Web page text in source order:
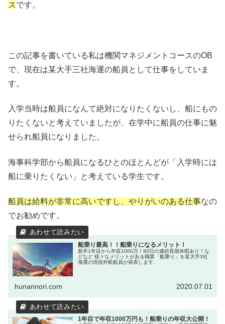
スです。
この記事を書いている私は機関マネジメントコースのOB
で、現在は某大手三社海運の船員として仕事をしていま
す。
入学当時は船員になんて絶対になりたくないし、船にもの
りたくないと考えていましたが、在学中に船員の仕事に魅
せられ船員になりました。
海事科学部から船員になるひとのほとんどが「入学時には
船に乗りたくない」と考えている学生です。
船員は給料が非常に高いですし、やりがいのある仕事なの
でお勧めです。
船乗り最高！！船乗りになるメリット！
新卒1年目から年収1000万！90日の連続長期休暇あり！な
どなど 様々なメリットがある職業「船乗り」を某大手3社
海運の現役外航船員が発表します。
hunannori.com 2020.07.01
1年目で年収1000万円も！船乗りの年収大公開！